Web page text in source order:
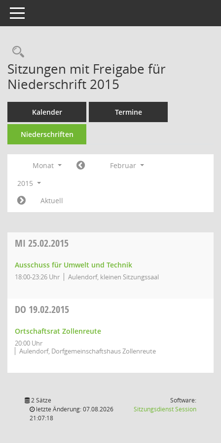
Toggle navigation
Sitzungen mit Freigabe für
Niederschrift 2015
Kalender Termine
Niederschriften
Monat
Februar
2015
Aktuell
MI 25.02.2015
Ausschuss für Umwelt und Technik
18:00-23:26 Uhr Aulendorf, kleinen Sitzungssaal
DO 19.02.2015
Ortschaftsrat Zollenreute
20:00 Uhr
Aulendorf, Dorfgemeinschaftshaus Zollenreute
2 Sätze
letzte Änderung: 07.08.2026
21:07:18
Software:
SitzungsdienstSession(Wird in